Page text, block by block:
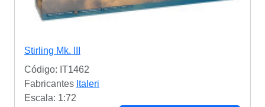
Stirling Mk. III
Código: IT1462
Fabricantes Italeri
Escala: 1:72